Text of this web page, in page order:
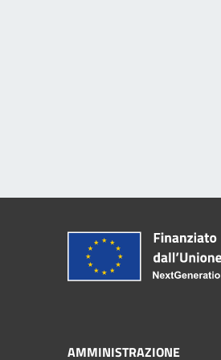
AMMINISTRAZIONE